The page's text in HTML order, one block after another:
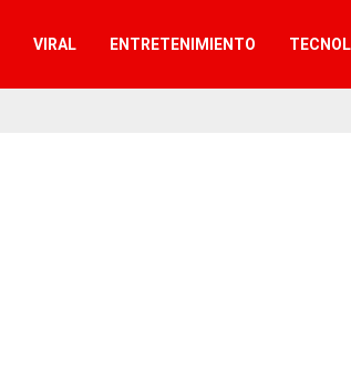
VIRAL ENTRETENIMIENTO